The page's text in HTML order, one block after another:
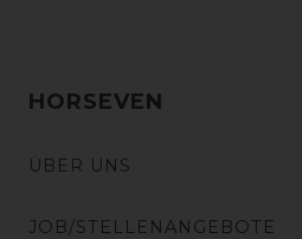
HORSEVEN
ÜBER UNS
JOB/STELLENANGEBOTE